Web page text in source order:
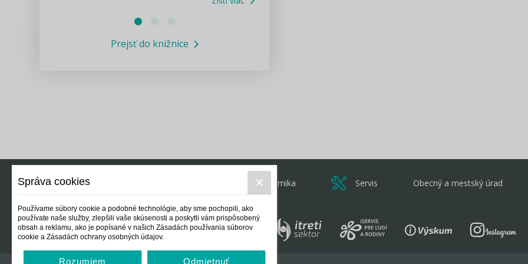
Informácie COVID19
Prejsť do knižnice
Ekonomika Servis Obecný a mestský úrad
Správa cookies
Používame súbory cookie a podobné technológie, aby sme pochopili, ako
používate naše služby, zlepšili vaše skúsenosti a poskytli vám prispôsobený
obsah a reklamu, ako je popísané v našich Zásadách používania súborov
cookie a Zásadách ochrany osobných údajov.
Rozumiem Odmietnuť